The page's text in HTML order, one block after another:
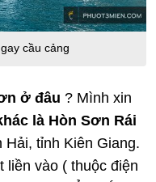
cầu cảng
ở đâu ? Mình xin
là Hòn Sơn Rái
Hải, tỉnh Kiên Giang.
liền vào ( thuộc điện